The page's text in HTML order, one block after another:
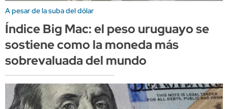
A pesar de la suba del dólar
Índice Big Mac: el peso uruguayo se
sostiene como la moneda más
sobrevaluada del mundo